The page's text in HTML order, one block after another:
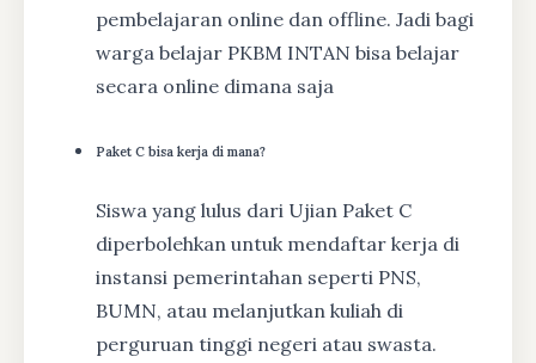
pembelajaran online dan offline. Jadi bagi
warga belajar PKBM INTAN bisa belajar
secara online dimana saja
Paket C bisa kerja di mana?
Siswa yang lulus dari Ujian Paket C
diperbolehkan untuk mendaftar kerja di
instansi pemerintahan seperti PNS,
BUMN, atau melanjutkan kuliah di
perguruan tinggi negeri atau swasta.